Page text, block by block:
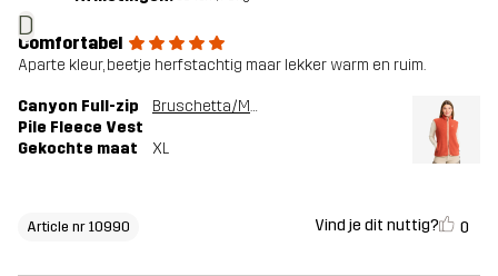
D
Comfortabel
Aparte kleur, beetje herfstachtig maar lekker warm en ruim.
Canyon Full-zip
Pile Fleece Vest
Bruschetta/Maple Sugar
Gekochte maat XL
Article nr 10990 Vind je dit nuttig? 0